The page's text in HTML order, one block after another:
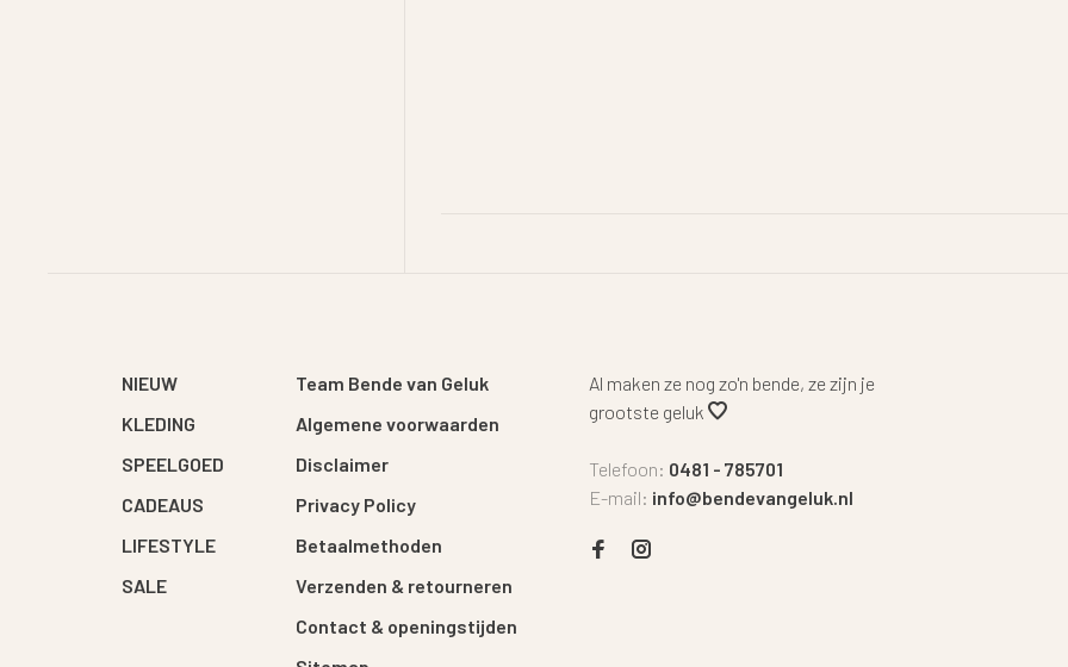
NIEUW
KLEDING
SPEELGOED
CADEAUS
LIFESTYLE
SALE
Team Bende van Geluk
Algemene voorwaarden
Disclaimer
Privacy Policy
Betaalmethoden
Verzenden & retourneren
Contact & openingstijden
Al maken ze nog zo'n bende, ze zijn je
grootste geluk
Telefoon: 0481 - 785701
E-mail: info@bendevangeluk.nl